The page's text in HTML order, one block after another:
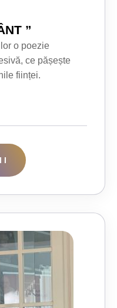
”
o poezie
ce pășește
ființei.